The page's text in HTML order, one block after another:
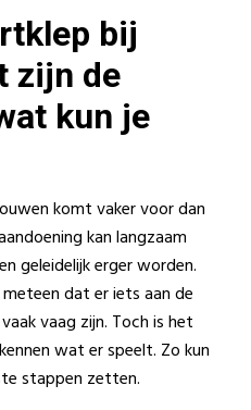
bij
zijn de
kun je
komt vaker voor dan
kan langzaam
geleidelijk erger worden.
dat er iets aan de
vaag zijn. Toch is het
wat er speelt. Zo kun
stappen zetten.